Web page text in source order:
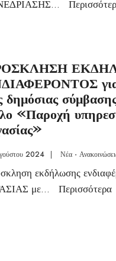
...
για
δημόσιας
«Παροχή
2024 | Νέα -
εκδήλωσης
με... Περισσότερα